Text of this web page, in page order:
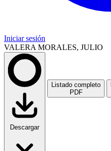
Iniciar sesión
VALERA MORALES, JULIO
Descargar
Listado completo
PDF